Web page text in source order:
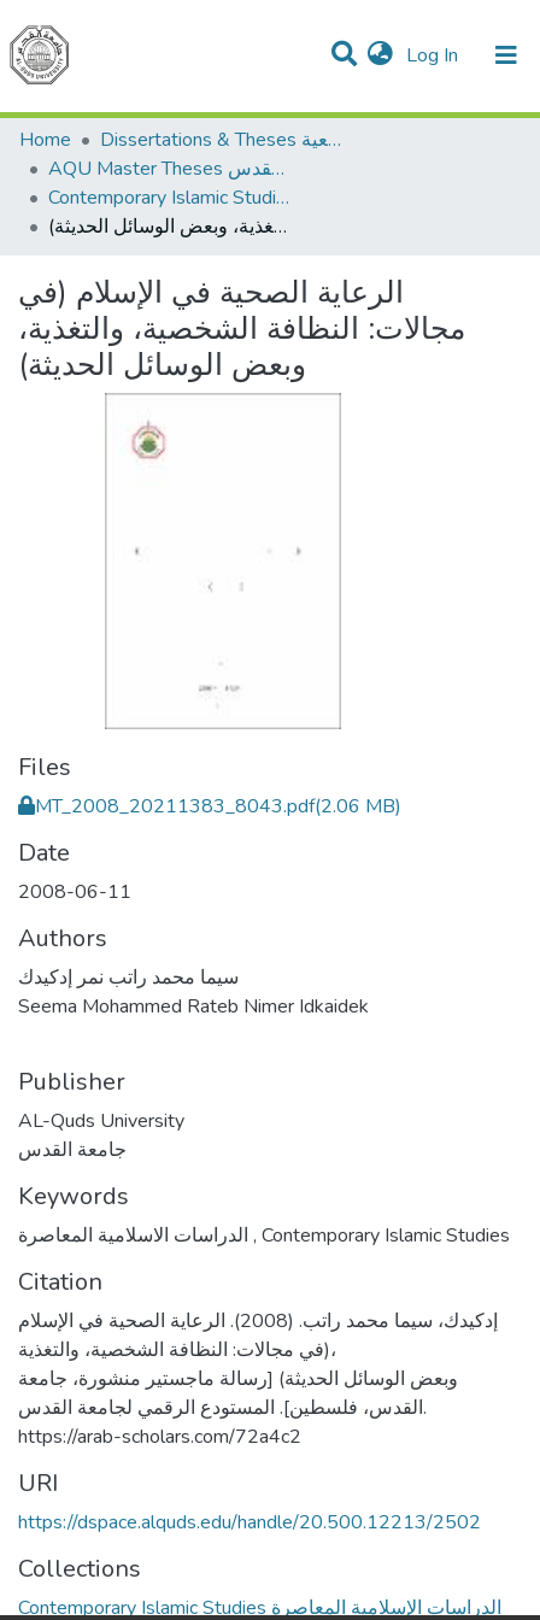
Log In (current)
Communities & Collections
All of DSpace
Home
Dissertations & Theses الرسائل الجامعية
AQU Master Theses الرسائل الجامعية الخاصة بجامعة القدس
Contemporary Islamic Studies الدراسات الإسلامية المعاصرة
الرعاية الصحية في الإسلام (في مجالات: النظافة الشخصية، والتغذية، وبعض الوسائل الحديثة)
الرعاية الصحية في الإسلام (في
مجالات: النظافة الشخصية، والتغذية،
وبعض الوسائل الحديثة)
Files
MT_2008_20211383_8043.pdf(2.06 MB)
Date
2008-06-11
Authors
سيما محمد راتب نمر إدكيدك
Seema Mohammed Rateb Nimer Idkaidek
Publisher
AL-Quds University
جامعة القدس
Keywords
, Contemporary Islamic Studies
Citation
إدكيدك، سيما محمد راتب. (2008). الرعاية الصحية في الإسلام
(في مجالات: النظافة الشخصية، والتغذية،
وبعض الوسائل الحديثة) [رسالة ماجستير منشورة، جامعة
القدس، فلسطين]. المستودع الرقمي لجامعة القدس.
https://arab-scholars.com/72a4c2
URI
https://dspace.alquds.edu/handle/20.500.12213/2502
Collections
Contemporary Islamic Studies الدراسات الإسلامية المعاصرة